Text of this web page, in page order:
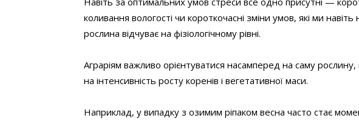
коливання вологості чи короткочасні зміни умов, які ми навіть
рослина відчуває на фізіологічному рівні.
Аграріям важливо орієнтуватися насамперед на саму рослину,
на інтенсивність росту коренів і вегетативної маси.
Наприклад, у випадку з озимим ріпаком весна часто стає